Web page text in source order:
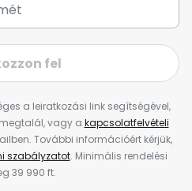
fel
a leiratkozási link segítségével,
vagy a kapcsolatfelvételi
További információért kérjük,
szabályzatot. Minimális rendelési
39 990 ft.